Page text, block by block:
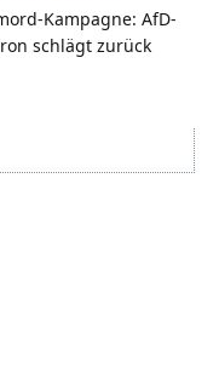
Kampagne: AfD-
schlägt zurück